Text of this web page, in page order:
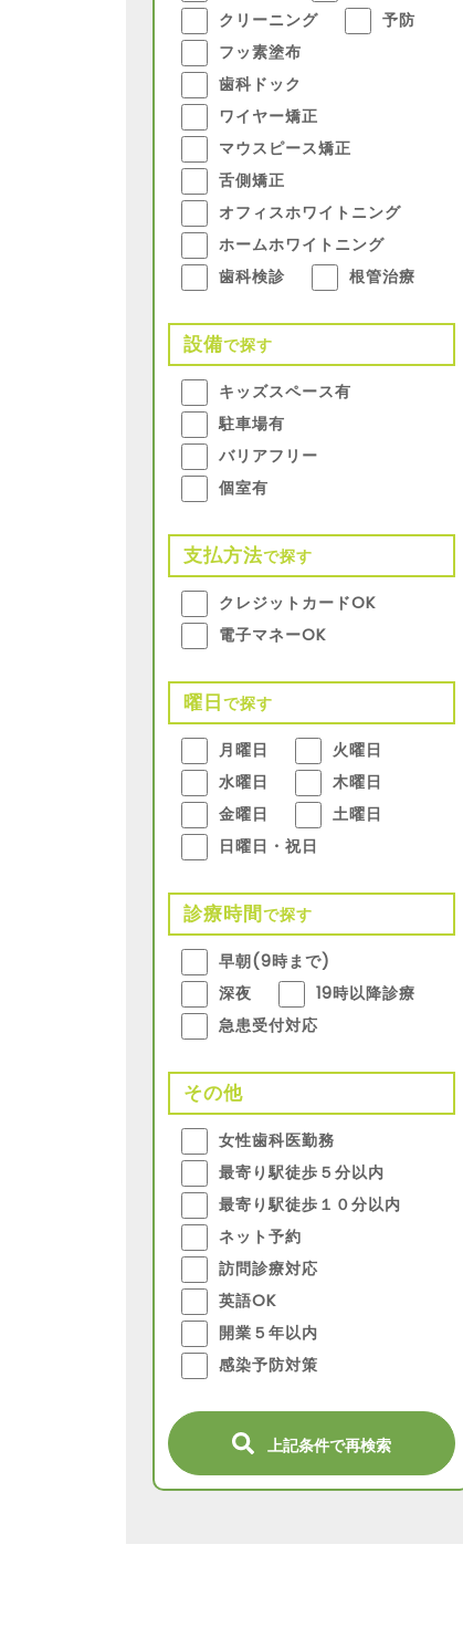
クリーニング
予防
フッ素塗布
歯科ドック
ワイヤー矯正
マウスピース矯正
舌側矯正
オフィスホワイトニング
ホームホワイトニング
歯科検診
根管治療
設備で探す
キッズスペース有
駐車場有
バリアフリー
個室有
支払方法で探す
クレジットカードOK
電子マネーOK
曜日で探す
月曜日
火曜日
水曜日
木曜日
金曜日
土曜日
日曜日・祝日
診療時間で探す
早朝(9時まで)
深夜
19時以降診療
急患受付対応
その他
女性歯科医勤務
最寄り駅徒歩５分以内
最寄り駅徒歩１０分以内
ネット予約
訪問診療対応
英語OK
開業５年以内
感染予防対策
上記条件で再検索